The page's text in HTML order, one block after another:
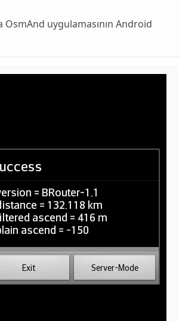
uygulamasının Android